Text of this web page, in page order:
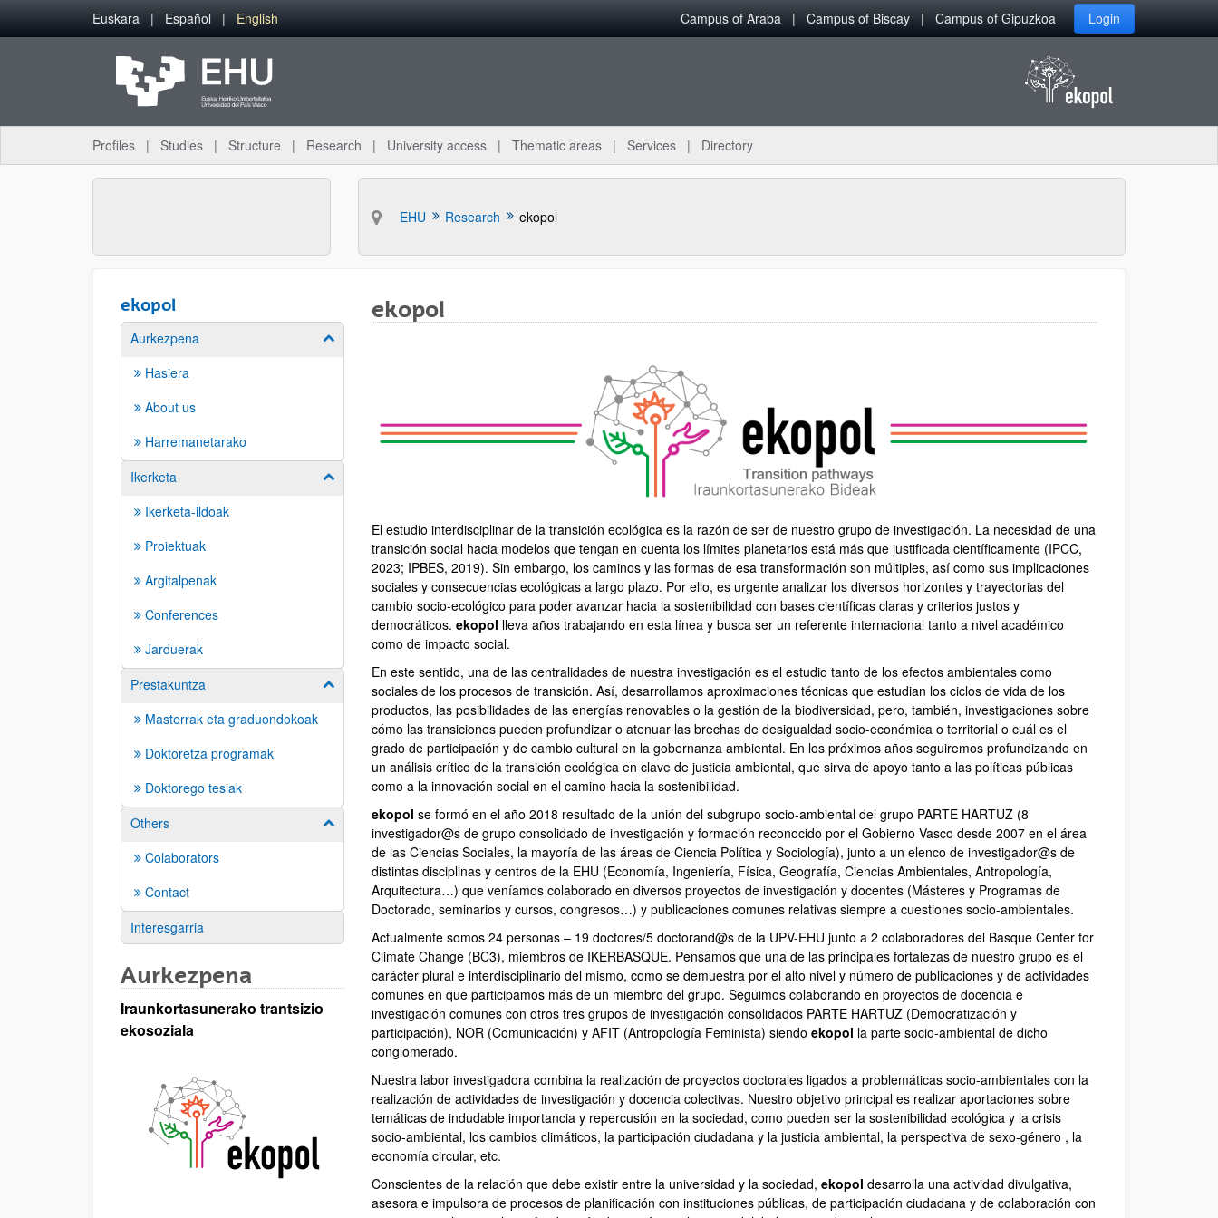
Skip to Main Content
Euskara Español English Campus of Araba Campus of Biscay Campus of Gipuzkoa Login
Profiles Studies Structure Research University access Thematic areas Services Directory
EHU Research ekopol
ekopol
Aurkezpena Show/hide subpages
Hasiera
About us
Harremanetarako
Ikerketa
Show/hide subpages
Ikerketa-ildoak
Proiektuak
Argitalpenak
Conferences
Jarduerak
Prestakuntza
Show/hide subpages
Masterrak eta graduondokoak
Doktoretza programak
Doktorego tesiak
Others
Show/hide subpages
Colaborators
Contact
Interesgarria
Aurkezpena
Iraunkortasunerako trantsizio
ekosoziala
ekopol
El estudio interdisciplinar de la transición ecológica es la razón de ser de nuestro grupo de investigación. La necesidad de una
transición social hacia modelos que tengan en cuenta los límites planetarios está más que justificada científicamente (IPCC,
2023; IPBES, 2019). Sin embargo, los caminos y las formas de esa transformación son múltiples, así como sus implicaciones
sociales y consecuencias ecológicas a largo plazo. Por ello, es urgente analizar los diversos horizontes y trayectorias del
cambio socio-ecológico para poder avanzar hacia la sostenibilidad con bases científicas claras y criterios justos y
democráticos. ekopol lleva años trabajando en esta línea y busca ser un referente internacional tanto a nivel académico
como de impacto social.
En este sentido, una de las centralidades de nuestra investigación es el estudio tanto de los efectos ambientales como
sociales de los procesos de transición. Así, desarrollamos aproximaciones técnicas que estudian los ciclos de vida de los
productos, las posibilidades de las energías renovables o la gestión de la biodiversidad, pero, también, investigaciones sobre
cómo las transiciones pueden profundizar o atenuar las brechas de desigualdad socio-económica o territorial o cuál es el
grado de participación y de cambio cultural en la gobernanza ambiental. En los próximos años seguiremos profundizando en
un análisis crítico de la transición ecológica en clave de justicia ambiental, que sirva de apoyo tanto a las políticas públicas
como a la innovación social en el camino hacia la sostenibilidad.
ekopol se formó en el año 2018 resultado de la unión del subgrupo socio-ambiental del grupo PARTE HARTUZ (8
investigador@s de grupo consolidado de investigación y formación reconocido por el Gobierno Vasco desde 2007 en el área
de las Ciencias Sociales, la mayoría de las áreas de Ciencia Política y Sociología), junto a un elenco de investigador@s de
distintas disciplinas y centros de la EHU (Economía, Ingeniería, Física, Geografía, Ciencias Ambientales, Antropología,
Arquitectura…) que veníamos colaborado en diversos proyectos de investigación y docentes (Másteres y Programas de
Doctorado, seminarios y cursos, congresos…) y publicaciones comunes relativas siempre a cuestiones socio-ambientales.
Actualmente somos 24 personas – 19 doctores/5 doctorand@s de la UPV-EHU junto a 2 colaboradores del Basque Center for
Climate Change (BC3), miembros de IKERBASQUE. Pensamos que una de las principales fortalezas de nuestro grupo es el
carácter plural e interdisciplinario del mismo, como se demuestra por el alto nivel y número de publicaciones y de actividades
comunes en que participamos más de un miembro del grupo. Seguimos colaborando en proyectos de docencia e
investigación comunes con otros tres grupos de investigación consolidados PARTE HARTUZ (Democratización y
participación), NOR (Comunicación) y AFIT (Antropología Feminista) siendo ekopol la parte socio-ambiental de dicho
conglomerado.
Nuestra labor investigadora combina la realización de proyectos doctorales ligados a problemáticas socio-ambientales con la
realización de actividades de investigación y docencia colectivas. Nuestro objetivo principal es realizar aportaciones sobre
temáticas de indudable importancia y repercusión en la sociedad, como pueden ser la sostenibilidad ecológica y la crisis
socio-ambiental, los cambios climáticos, la participación ciudadana y la justicia ambiental, la perspectiva de sexo-género , la
economía circular, etc.
Conscientes de la relación que debe existir entre la universidad y la sociedad, ekopol desarrolla una actividad divulgativa,
asesora e impulsora de procesos de planificación con instituciones públicas, de participación ciudadana y de colaboración con